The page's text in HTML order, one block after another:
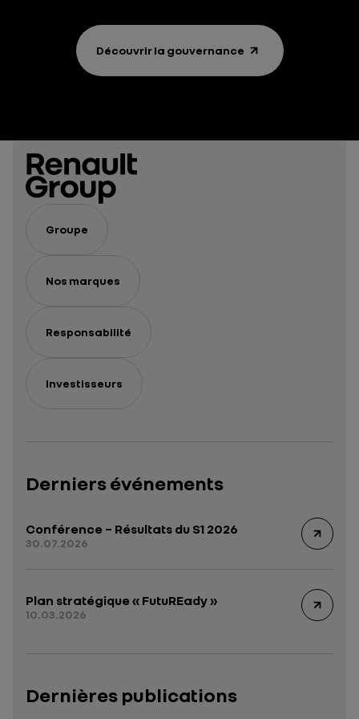
Découvrir la gouvernance
Groupe
Nos marques
Responsabilité
Investisseurs
Derniers événements
Conférence – Résultats du S1 2026
30.07.2026
Plan stratégique « FutuREady »
10.03.2026
Dernières publications